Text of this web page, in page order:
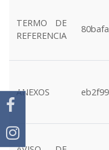
TERMO DE
REFERENCIA
ANEXOS